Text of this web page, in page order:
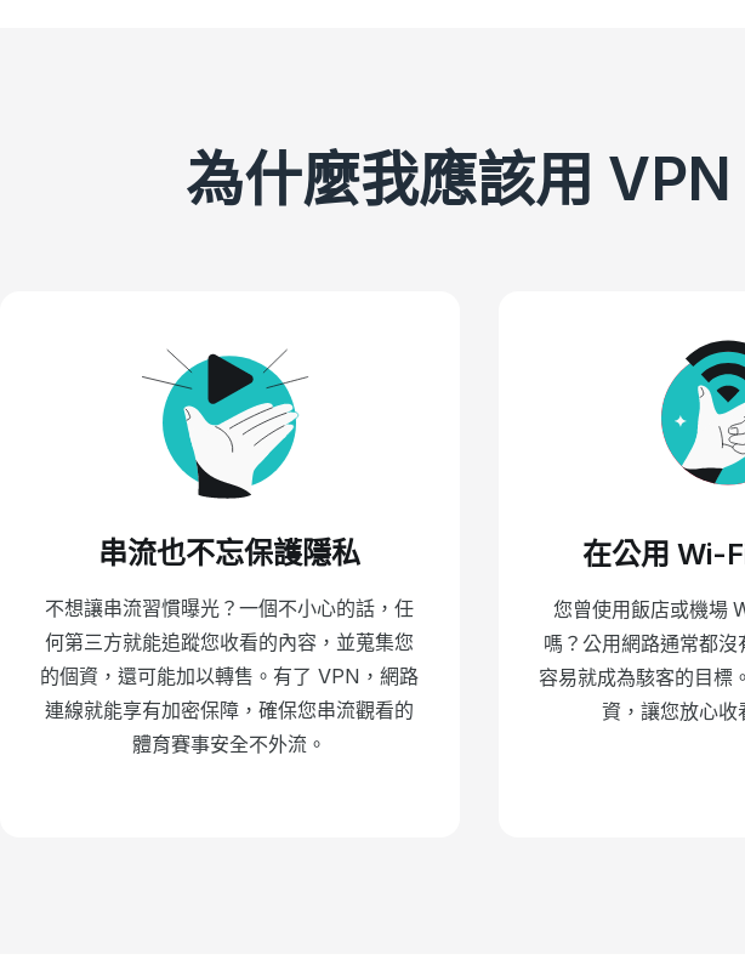
為什麼我應該用
串流也不忘保護隱私
不想讓串流習慣曝光？一個不小心的話，任
何第三方就能追蹤您收看的內容，並蒐集您
的個資，還可能加以轉售。有了 VPN，網路
連線就能享有加密保障，確保您串流觀看的
體育賽事安全不外流。
在公用 Wi-
您曾使用飯店或機場
嗎？公用網路通常都
容易就成為駭客的目標
資，讓您放心收